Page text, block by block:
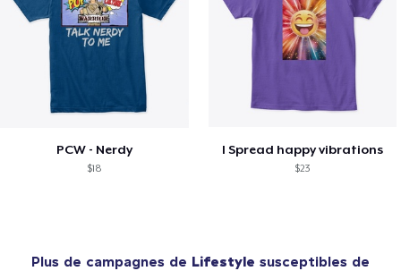
PCW - Nerdy
$18
I Spread happy vibrations
$23
Plus de campagnes de Lifestyle susceptibles de